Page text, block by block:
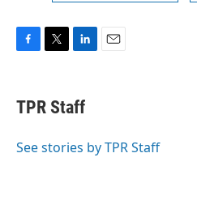
F
e
b
o
T
t
t
r
L
k
e
I
E
TPR Staff
See stories by TPR Staff